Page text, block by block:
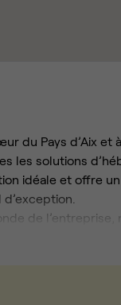
du Pays d’Aix et
les solutions
idéale et offre
large gamme d’espaces de travail pour
vos envies